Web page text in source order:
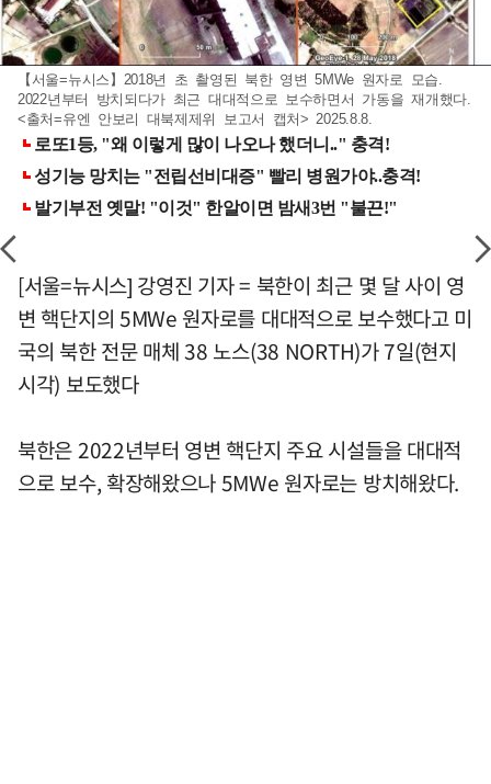
【서울=뉴시스】2018년 초 촬영된 북한 영변 5MWe 원자로 모습.
2022년부터 방치되다가 최근 대대적으로 보수하면서 가동을 재개했다.
<출처=유엔 안보리 대북제제위 보고서 캡처> 2025.8.8.
[서울=뉴시스] 강영진 기자 = 북한이 최근 몇 달 사이 영
변 핵단지의 5MWe 원자로를 대대적으로 보수했다고 미
국의 북한 전문 매체 38 노스(38 NORTH)가 7일(현지
시각) 보도했다
북한은 2022년부터 영변 핵단지 주요 시설들을 대대적
으로 보수, 확장해왔으나 5MWe 원자로는 방치해왔다.